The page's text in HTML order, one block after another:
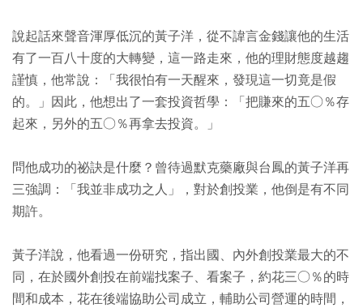
說起話來聲音渾厚低沉的黃子洋，從不諱言金錢讓他的生活
有了一百八十度的大轉變，這一路走來，他的理財態度越趨
謹慎，他常說：「我很怕有一天醒來，發現這一切竟是假
的。」因此，他想出了一套投資哲學：「把賺來的五○％存
起來，另外的五○％再拿去投資。」
問他成功的祕訣是什麼？曾待過默克藥廠與台鳳的黃子洋再
三強調：「我並非成功之人」，對於創投業，他倒是有不同
期許。
黃子洋說，他看過一份研究，指出國、內外創投業最大的不
同，在於國外創投在前端找案子、看案子，約花三○％的時
間和成本，花在後端協助公司成立，輔助公司營運的時間，